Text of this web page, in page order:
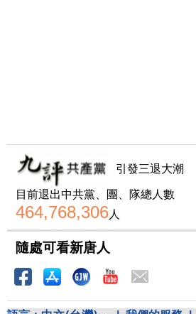
引發三退大潮
目前退出中共黨、團、隊總人數
464,768,306人
隨處可看新唐人